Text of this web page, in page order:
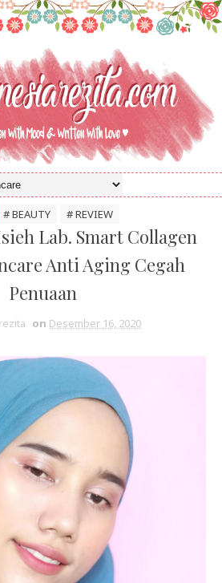
# BEAUTY # REVIEW
Lab. Smart Collagen
Anti Aging Cegah
Penuaan
on Desember 16, 2020